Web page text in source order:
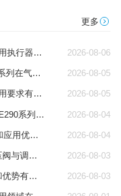
更多
2026-08-06
ASCO二位五通电磁阀控制单作用执行器接法和原理
2026-08-05
AVENTICS气体流量传感器AF2系列在气动系统中作用是什么
2026-08-05
ASCO两通电磁阀热处理设备应用要求有哪些
2026-08-04
高温高压工况ASCO角型气控阀E290系列特点有哪些
2026-08-04
ASCO气控角座阀290系列特点和应用优势有哪些
2026-08-03
工业高压气体控制TESCOM背压阀与调压阀应用区别是什么
2026-08-03
TESCOM压力自动控制器特点和优势有哪些